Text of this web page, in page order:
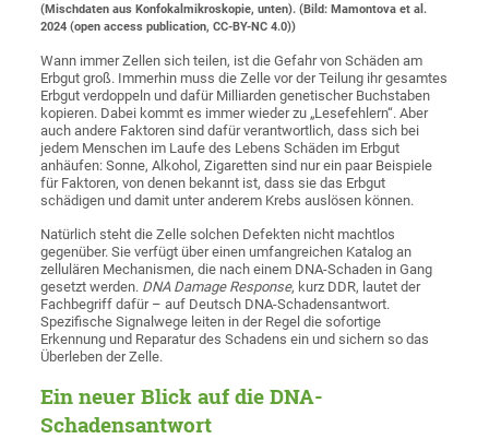
(Mischdaten aus Konfokalmikroskopie, unten). (Bild: Mamontova et al.
2024 (open access publication, CC-BY-NC 4.0))
Wann immer Zellen sich teilen, ist die Gefahr von Schäden am
Erbgut groß. Immerhin muss die Zelle vor der Teilung ihr gesamtes
Erbgut verdoppeln und dafür Milliarden genetischer Buchstaben
kopieren. Dabei kommt es immer wieder zu „Lesefehlern“. Aber
auch andere Faktoren sind dafür verantwortlich, dass sich bei
jedem Menschen im Laufe des Lebens Schäden im Erbgut
anhäufen: Sonne, Alkohol, Zigaretten sind nur ein paar Beispiele
für Faktoren, von denen bekannt ist, dass sie das Erbgut
schädigen und damit unter anderem Krebs auslösen können.
Natürlich steht die Zelle solchen Defekten nicht machtlos
gegenüber. Sie verfügt über einen umfangreichen Katalog an
zellulären Mechanismen, die nach einem DNA-Schaden in Gang
gesetzt werden. DNA Damage Response, kurz DDR, lautet der
Fachbegriff dafür – auf Deutsch DNA-Schadensantwort.
Spezifische Signalwege leiten in der Regel die sofortige
Erkennung und Reparatur des Schadens ein und sichern so das
Überleben der Zelle.
Ein neuer Blick auf die DNA-
Schadensantwort